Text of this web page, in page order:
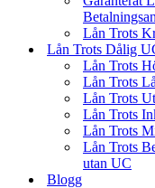
Lån Trots
Lån Trots Dålig
Lån Trots
Lån Trots
Lån Trots
Lån Trots
Lån Trots
Lån Trots
utan UC
Blogg